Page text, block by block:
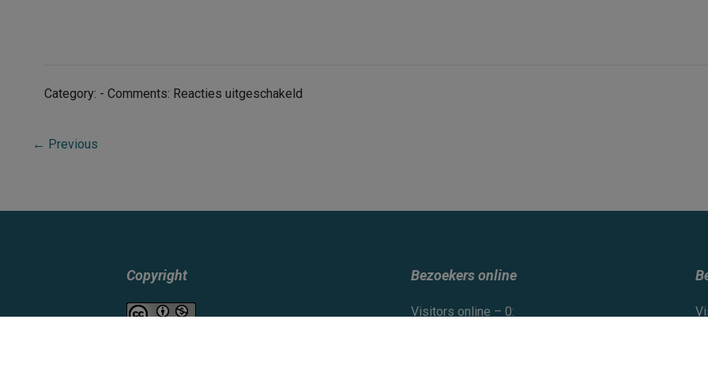
Category: - Comments: Reacties uitgeschakeld
← Previous
Copyright Bezoekers online
Visitors online – 0: